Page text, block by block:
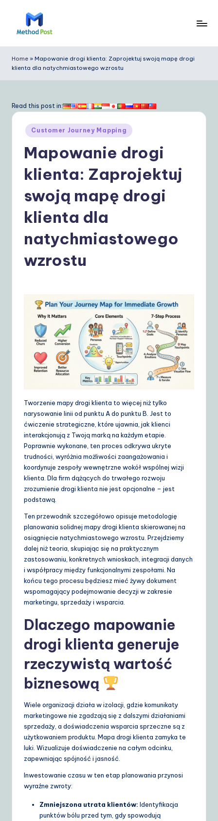
e
t
o
ly
G
ui
d
&
o
ft
w
lu
ti
o
Home » Mapowanie drogi klienta: Zaprojektuj swoją mapę drogi
klienta dla natychmiastowego wzrostu
Read this post in:
Posted
in
Customer Journey Mapping
Mapowanie drogi
klienta: Zaprojektuj
swoją mapę drogi
klienta dla
natychmiastowego
wzrostu
Tworzenie mapy drogi klienta to więcej niż tylko
narysowanie linii od punktu A do punktu B. Jest to
ćwiczenie strategiczne, które ujawnia, jak klienci
interakcjonują z Twoją marką na każdym etapie.
Poprawnie wykonane, ten proces odkrywa ukryte
trudności, wyróżnia możliwości zaangażowania i
koordynuje zespoły wewnętrzne wokół wspólnej wizji
klienta. Dla firm dążących do trwałego rozwoju
zrozumienie drogi klienta nie jest opcjonalne – jest
podstawą.
Ten przewodnik szczegółowo opisuje metodologię
planowania solidnej mapy drogi klienta skierowanej na
osiągnięcie natychmiastowego wzrostu. Przejdziemy
dalej niż teoria, skupiając się na praktycznym
zastosowaniu, konkretnych wnioskach, integracji danych
i współpracy między funkcjonalnymi zespołami. Na
końcu tego procesu będziesz mieć żywy dokument
wspomagający podejmowanie decyzji w zakresie
marketingu, sprzedaży i wsparcia.
Dlaczego mapowanie
drogi klienta generuje
rzeczywistą wartość
biznesową
Wiele organizacji działa w izolacji, gdzie komunikaty
marketingowe nie zgadzają się z dalszymi działaniami
sprzedaży, a doświadczenia wsparcia sprzeczne są z
użytkowaniem produktu. Mapa drogi klienta zamyka te
luki. Wizualizuje doświadczenie na całym odcinku,
zapewniając spójność i jasność.
Inwestowanie czasu w ten etap planowania przynosi
wyraźne zwroty:
Zmniejszona utrata klientów: Identyfikacja
punktów bólu przed tym, gdy spowodują